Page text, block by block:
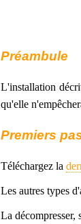
Préambule
L'installation
qu'elle
Premiers
Téléchargez la
Les autres types
La décompresser,